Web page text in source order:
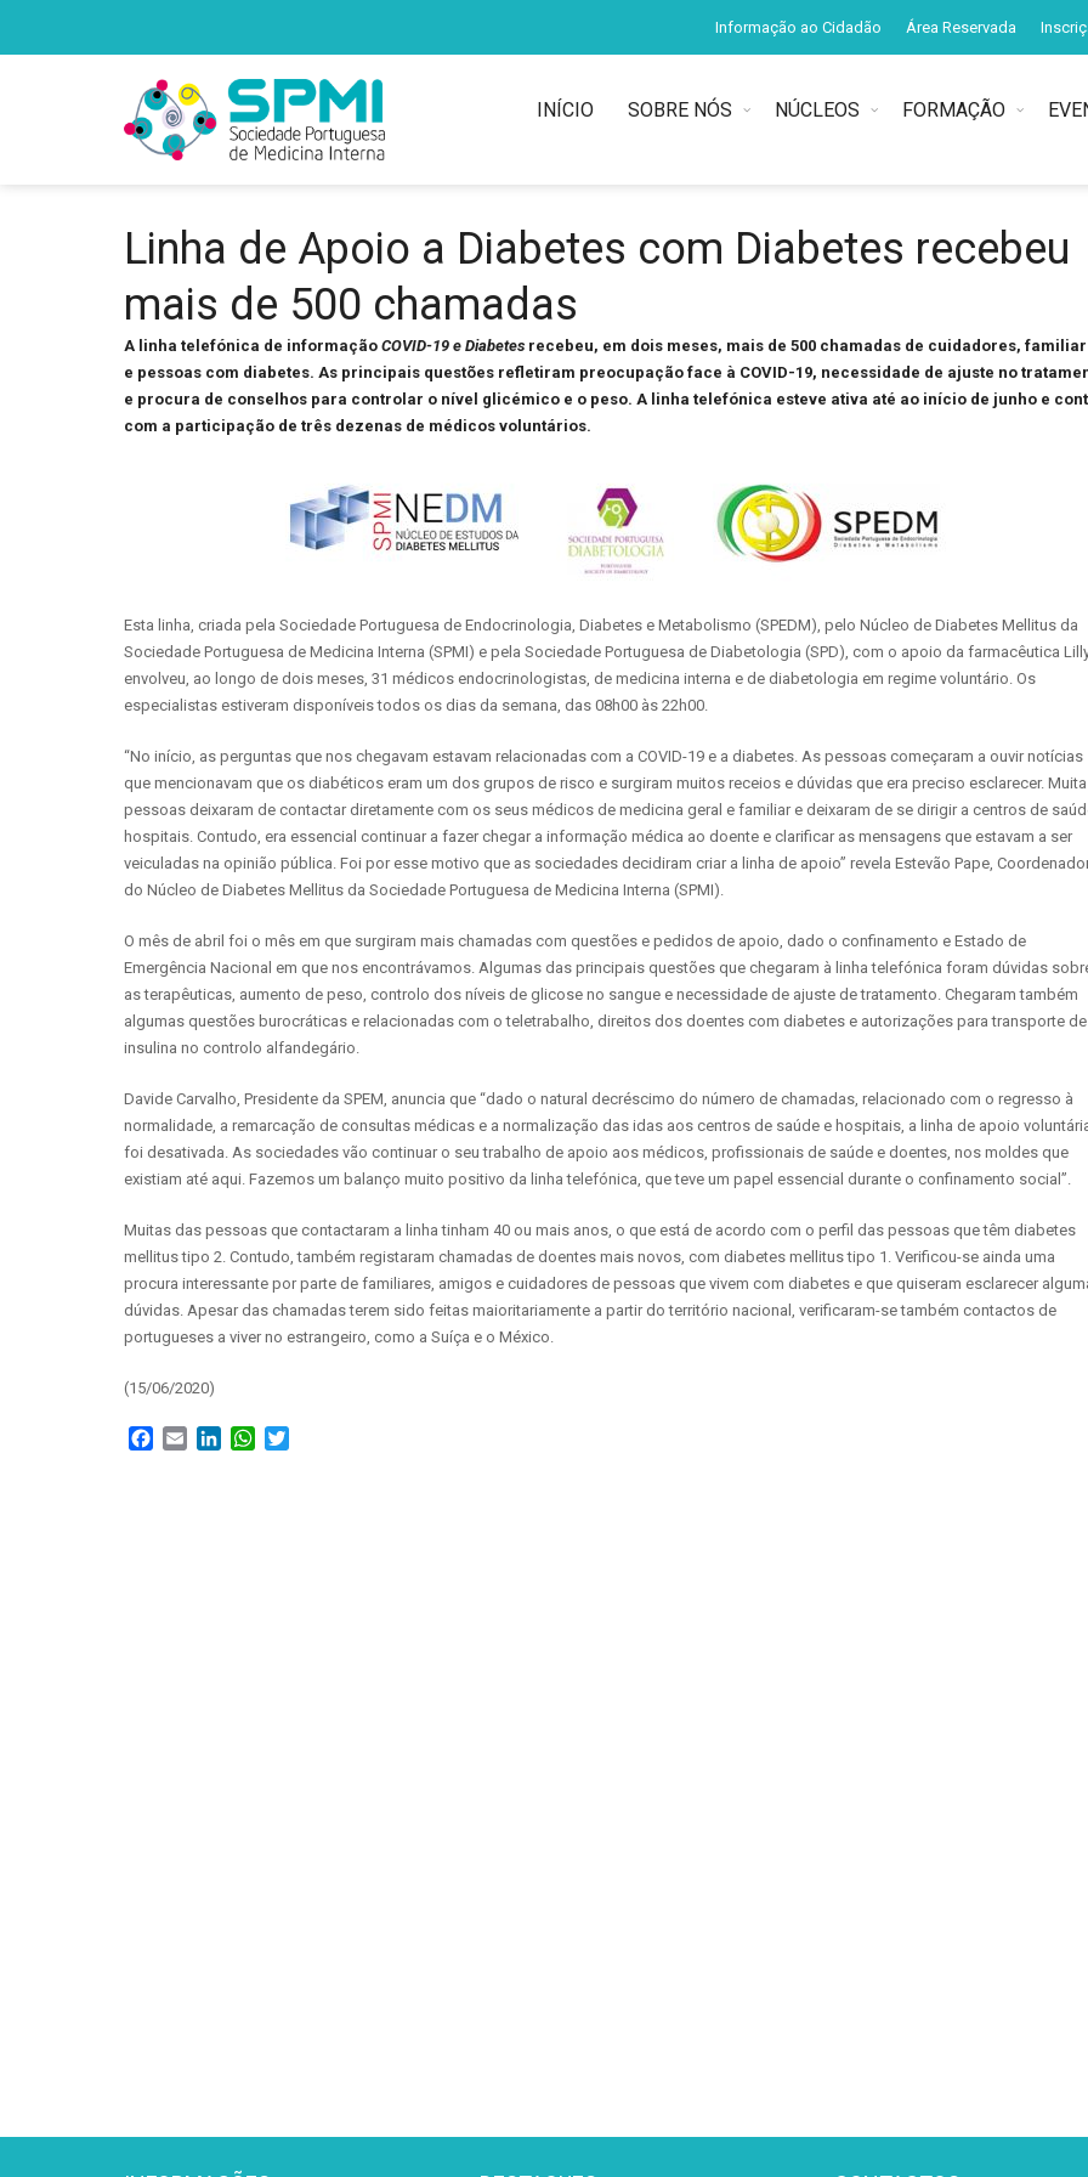
Informação ao Cidadão Área Reservada
INÍCIO SOBRE NÓS NÚCLEOS FORMAÇÃO
Linha de Apoio a Diabetes com Diabetes recebeu
mais de 500 chamadas
A linha telefónica de informação COVID-19 e Diabetes recebeu, em dois meses, mais de 500 chamadas de cuidadores,
e pessoas com diabetes. As principais questões refletiram preocupação face à COVID-19, necessidade de ajuste no
e procura de conselhos para controlar o nível glicémico e o peso. A linha telefónica esteve ativa até ao início de junho e
com a participação de três dezenas de médicos voluntários.
Esta linha, criada pela Sociedade Portuguesa de Endocrinologia, Diabetes e Metabolismo (SPEDM), pelo Núcleo de Diabetes Mellitus da
Sociedade Portuguesa de Medicina Interna (SPMI) e pela Sociedade Portuguesa de Diabetologia (SPD), com o apoio da farmacêutica
envolveu, ao longo de dois meses, 31 médicos endocrinologistas, de medicina interna e de diabetologia em regime voluntário. Os
especialistas estiveram disponíveis todos os dias da semana, das 08h00 às 22h00.
“No início, as perguntas que nos chegavam estavam relacionadas com a COVID-19 e a diabetes. As pessoas começaram a ouvir notícias
que mencionavam que os diabéticos eram um dos grupos de risco e surgiram muitos receios e dúvidas que era preciso esclarecer.
pessoas deixaram de contactar diretamente com os seus médicos de medicina geral e familiar e deixaram de se dirigir a centros de
hospitais. Contudo, era essencial continuar a fazer chegar a informação médica ao doente e clarificar as mensagens que estavam a ser
veiculadas na opinião pública. Foi por esse motivo que as sociedades decidiram criar a linha de apoio” revela Estevão Pape,
do Núcleo de Diabetes Mellitus da Sociedade Portuguesa de Medicina Interna (SPMI).
O mês de abril foi o mês em que surgiram mais chamadas com questões e pedidos de apoio, dado o confinamento e Estado de
Emergência Nacional em que nos encontrávamos. Algumas das principais questões que chegaram à linha telefónica foram dúvidas
as terapêuticas, aumento de peso, controlo dos níveis de glicose no sangue e necessidade de ajuste de tratamento. Chegaram também
algumas questões burocráticas e relacionadas com o teletrabalho, direitos dos doentes com diabetes e autorizações para transporte de
insulina no controlo alfandegário.
Davide Carvalho, Presidente da SPEM, anuncia que “dado o natural decréscimo do número de chamadas, relacionado com o regresso à
normalidade, a remarcação de consultas médicas e a normalização das idas aos centros de saúde e hospitais, a linha de apoio
foi desativada. As sociedades vão continuar o seu trabalho de apoio aos médicos, profissionais de saúde e doentes, nos moldes que
existiam até aqui. Fazemos um balanço muito positivo da linha telefónica, que teve um papel essencial durante o confinamento social”.
Muitas das pessoas que contactaram a linha tinham 40 ou mais anos, o que está de acordo com o perfil das pessoas que têm diabetes
mellitus tipo 2. Contudo, também registaram chamadas de doentes mais novos, com diabetes mellitus tipo 1. Verificou-se ainda uma
procura interessante por parte de familiares, amigos e cuidadores de pessoas que vivem com diabetes e que quiseram esclarecer
dúvidas. Apesar das chamadas terem sido feitas maioritariamente a partir do território nacional, verificaram-se também contactos de
portugueses a viver no estrangeiro, como a Suíça e o México.
(15/06/2020)
Facebook
Email LinkedInWhatsApp